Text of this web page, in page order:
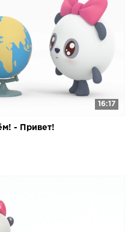
16:17
- Привет!